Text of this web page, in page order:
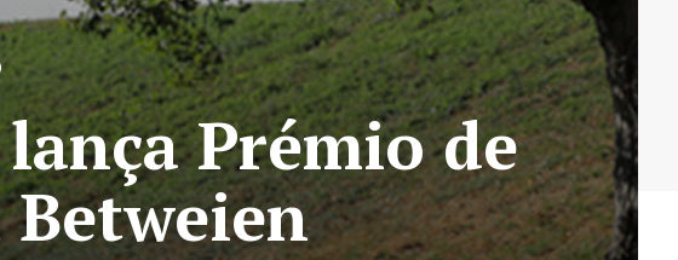
Prémio de